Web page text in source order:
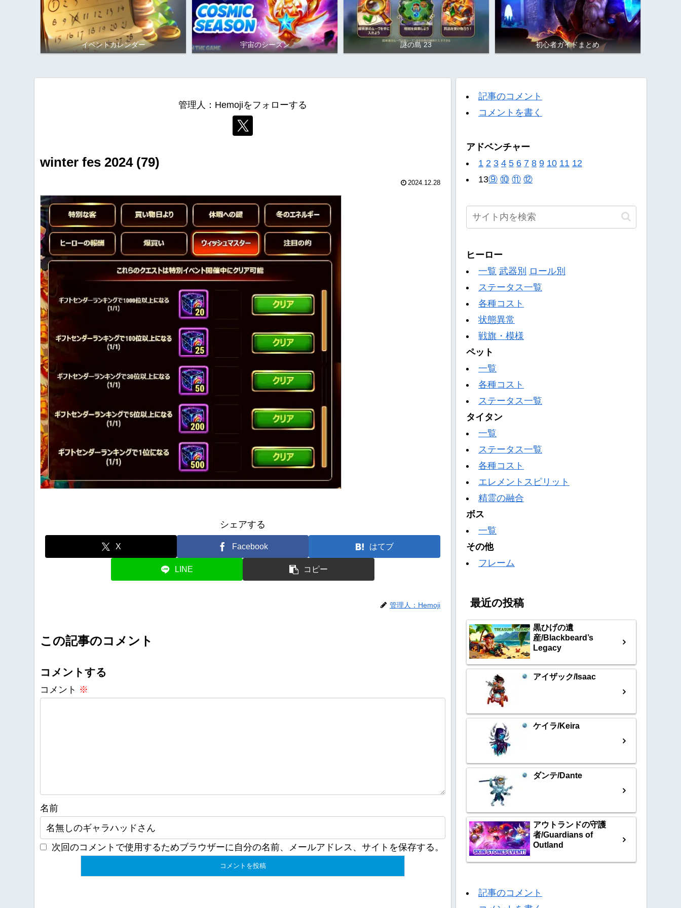
イベントカレンダー 宇宙のシーズン 謎の島 23 初心者ガイドまとめ
管理人：Hemojiをフォローする
winter fes 2024 (79)
2024.12.28
シェアする
X Facebook はてブ
LINE コピー
管理人：Hemoji
この記事のコメント
コメントする
コメント ※
名前
次回のコメントで使用するためブラウザーに自分の名前、メールアドレス、サイトを保存する。
記事のコメント
コメントを書く
アドベンチャー
1 2 3 4 5 6 7 8 9 10 11 12
13⑨ ⑩ ⑪ ⑫
ヒーロー
一覧 武器別 ロール別
ステータス一覧
各種コスト
状態異常
戦旗・模様
ペット
一覧
各種コスト
ステータス一覧
タイタン
一覧
ステータス一覧
各種コスト
エレメントスピリット
精霊の融合
ボス
一覧
その他
フレーム
最近の投稿
黒ひげの遺
産/Blackbeard’s
Legacy
アイザック/Isaac
ケイラ/Keira
ダンテ/Dante
アウトランドの守護
者/Guardians of
Outland
記事のコメント